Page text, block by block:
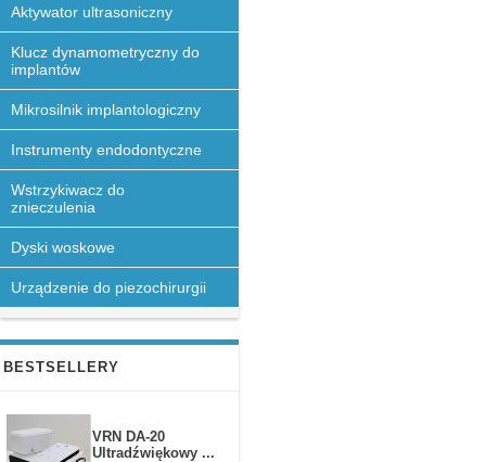
Aktywator ultrasoniczny
Klucz dynamometryczny do
implantów
Mikrosilnik implantologiczny
Instrumenty endodontyczne
Wstrzykiwacz do
znieczulenia
Dyski woskowe
Urządzenie do piezochirurgii
BESTSELLERY
VRN DA-20
Ultradźwiękowy ...